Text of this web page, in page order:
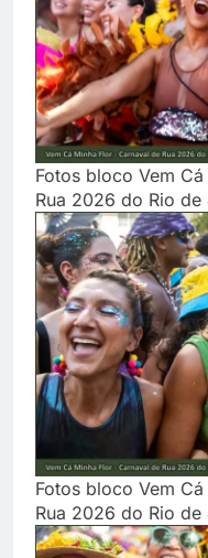
Fotos bloco Vem
Rua 2026 do Rio de
Fotos bloco Vem
Rua 2026 do Rio de